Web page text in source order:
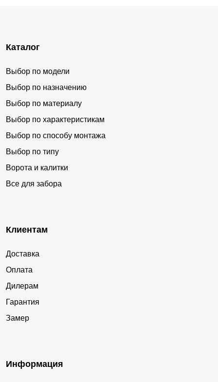
Каталог
Выбор по модели
Выбор по назначению
Выбор по материалу
Выбор по характеристикам
Выбор по способу монтажа
Выбор по типу
Ворота и калитки
Все для забора
Клиентам
Доставка
Оплата
Дилерам
Гарантия
Замер
Информация